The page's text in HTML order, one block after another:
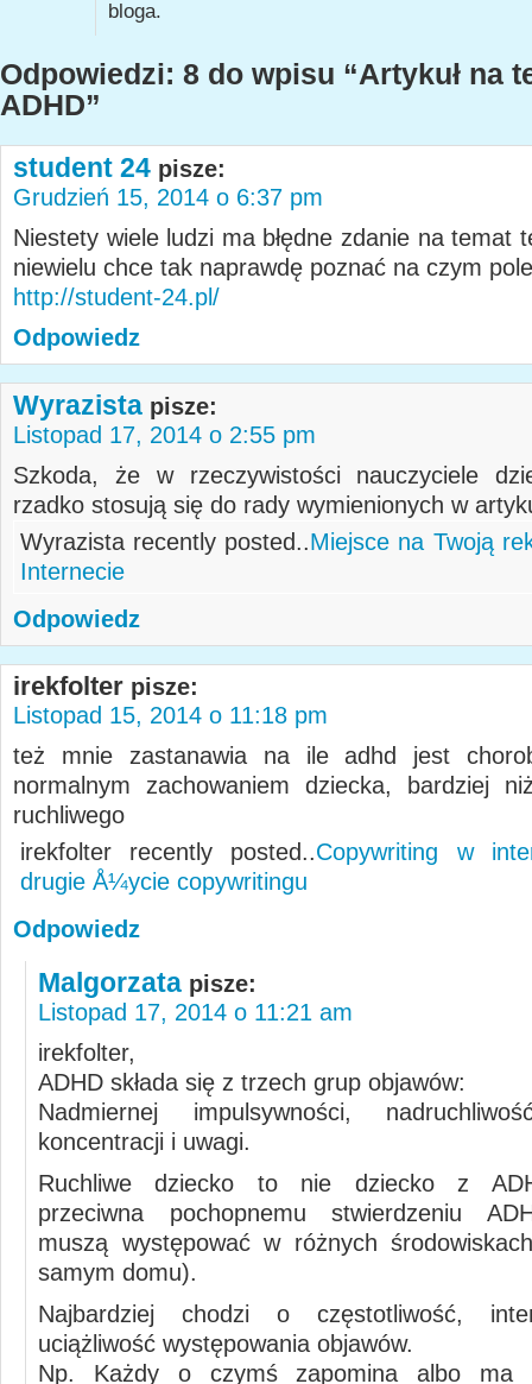
bloga.
Odpowiedzi: 8 do wpisu “Artykuł na
ADHD”
student 24 pisze:
Grudzień 15, 2014 o 6:37 pm
Niestety wiele ludzi ma błędne zdanie na temat
niewielu chce tak naprawdę poznać na czym
http://student-24.pl/
Odpowiedz
Wyrazista pisze:
Listopad 17, 2014 o 2:55 pm
Szkoda, że w rzeczywistości nauczyciele
rzadko stosują się do rady wymienionych w
Wyrazista recently posted..Miejsce na Twoją
Internecie
Odpowiedz
irekfolter pisze:
Listopad 15, 2014 o 11:18 pm
też mnie zastanawia na ile adhd jest
normalnym zachowaniem dziecka, bardziej
ruchliwego
irekfolter recently posted..Copywriting w
drugie Å¼ycie copywritingu
Odpowiedz
Malgorzata pisze:
Listopad 17, 2014 o 11:21 am
irekfolter,
ADHD składa się z trzech grup objawów:
Nadmiernej impulsywności,
koncentracji i uwagi.
Ruchliwe dziecko to nie dziecko z
przeciwna pochopnemu stwierdzeniu
muszą występować w różnych
samym domu).
Najbardziej chodzi o częstotliwość,
uciążliwość występowania objawów.
Np. Każdy o czymś zapomina albo ma